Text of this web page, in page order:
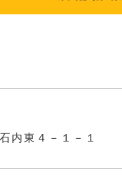
内東４－１－１